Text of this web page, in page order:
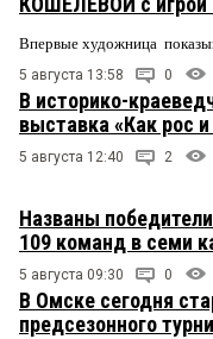
Впервые художница
5 августа 13:58 0
В историко-
выставка «Как рос
5 августа 12:40 2
Названы
109 команд в семи
5 августа 09:30 0
В Омске сегодня
предсезонного